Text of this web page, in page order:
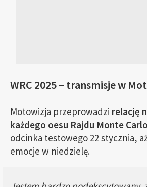
WRC 2025 – transmisje w
Motowizja przeprowadzi relację
każdego oesu Rajdu Monte Carlo
odcinka testowego 22 stycznia,
emocje w niedzielę.